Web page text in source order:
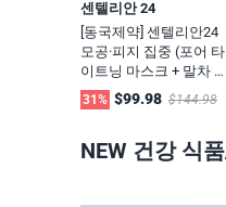
센텔리안 24
[동국제약] 센텔리안24
모공·피지 집중 (포어 타
이트닝 마스크 + 말차 필
링젤 + 더블 타이트닝 앰
플 패드 + 마데카 파우더
31% $99.98 $144.98
NEW 건강 식